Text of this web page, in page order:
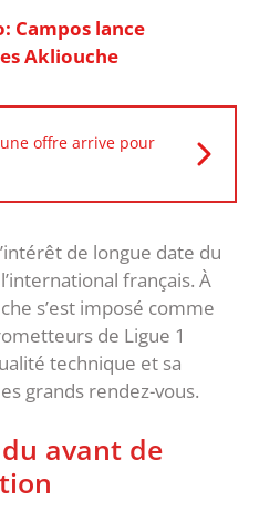
Campos lance
Akliouche
offre arrive pour
de longue date du
français. À
s’est imposé comme
de Ligue 1
technique et sa
grands rendez-vous.
avant de